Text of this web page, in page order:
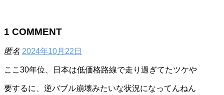
1 COMMENT
匿名 2024年10月22日
ここ30年位、日本は低価格路線で走り過ぎてたツケや
要するに、逆バブル崩壊みたいな状況になってんねん